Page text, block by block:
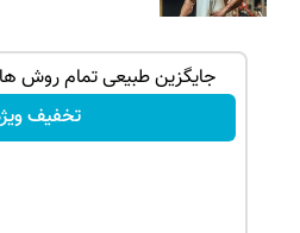
جایگزین طبیعی تمام روش
تخفیف